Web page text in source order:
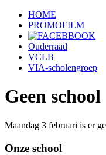
HOME
PROMOFILM
Ouderraad
VCLB
VIA-scholengroep
Geen school
Maandag 3 februari is er
Onze school